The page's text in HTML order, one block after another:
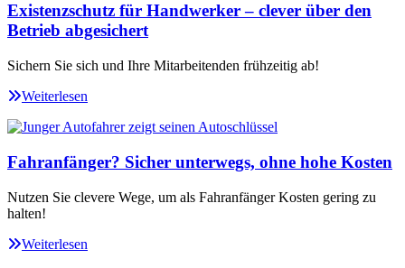
Existenzschutz für Handwerker – clever über den
Betrieb abgesichert
Sichern Sie sich und Ihre Mitarbeitenden frühzeitig ab!
Weiterlesen
Fahranfänger? Sicher unterwegs, ohne hohe Kosten
Nutzen Sie clevere Wege, um als Fahranfänger Kosten gering zu
halten!
Weiterlesen